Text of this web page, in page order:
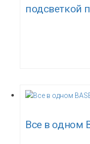
подсветкой
Все в одном